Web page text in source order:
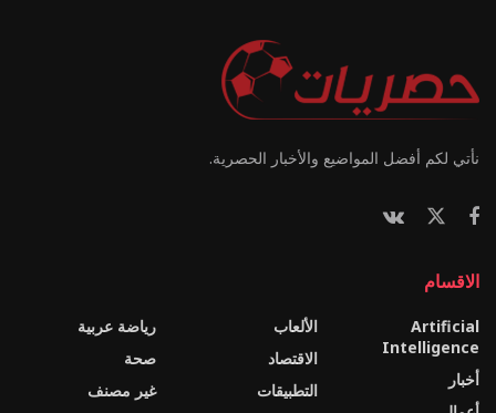
نأتي لكم أفضل المواضيع والأخبار الحصرية.
الاقسام
Artificial
Intelligence
أخبار
الألعاب
الاقتصاد
التطبيقات
رياضة عربية
صحة
غير مصنف